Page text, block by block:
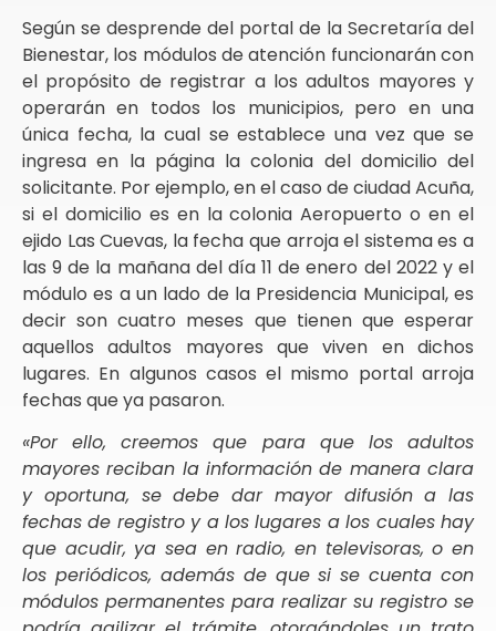
Según se desprende del portal de la Secretaría del
Bienestar, los módulos de atención funcionarán con
el propósito de registrar a los adultos mayores y
operarán en todos los municipios, pero en una
única fecha, la cual se establece una vez que se
ingresa en la página la colonia del domicilio del
solicitante. Por ejemplo, en el caso de ciudad Acuña,
si el domicilio es en la colonia Aeropuerto o en el
ejido Las Cuevas, la fecha que arroja el sistema es a
las 9 de la mañana del día 11 de enero del 2022 y el
módulo es a un lado de la Presidencia Municipal, es
decir son cuatro meses que tienen que esperar
aquellos adultos mayores que viven en dichos
lugares. En algunos casos el mismo portal arroja
fechas que ya pasaron.
«Por ello, creemos que para que los adultos
mayores reciban la información de manera clara
y oportuna, se debe dar mayor difusión a las
fechas de registro y a los lugares a los cuales hay
que acudir, ya sea en radio, en televisoras, o en
los periódicos, además de que si se cuenta con
módulos permanentes para realizar su registro se